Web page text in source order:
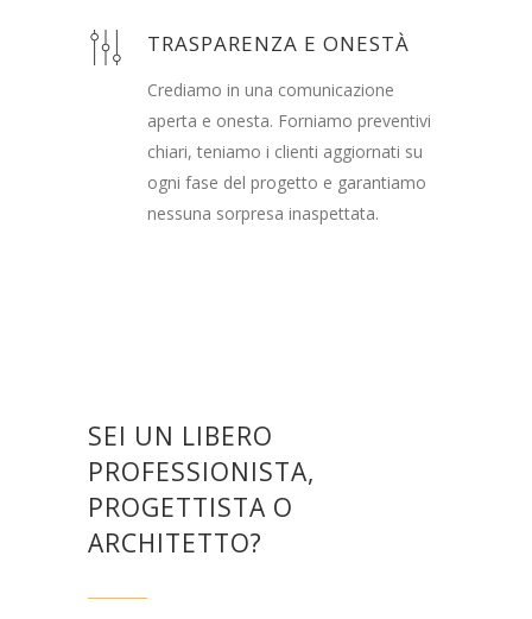
TRASPARENZA E ONESTÀ
Crediamo in una comunicazione
aperta e onesta. Forniamo preventivi
chiari, teniamo i clienti aggiornati su
ogni fase del progetto e garantiamo
nessuna sorpresa inaspettata.
SEI UN LIBERO
PROFESSIONISTA,
PROGETTISTA O
ARCHITETTO?